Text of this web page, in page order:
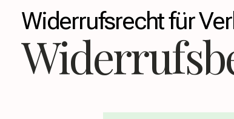
Widerrufsrecht für